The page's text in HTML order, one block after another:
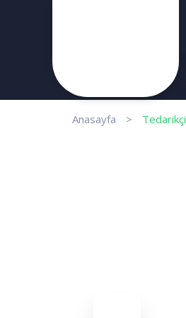
Anasayfa > Tedarikçi